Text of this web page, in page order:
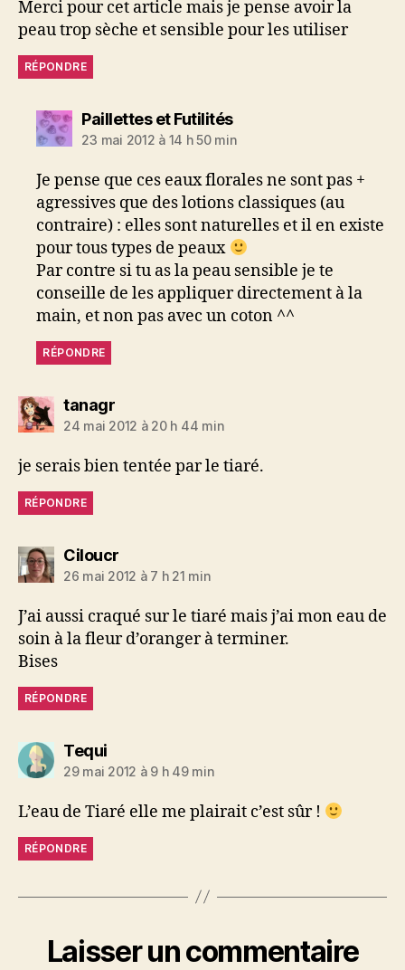
Merci pour cet article mais je pense avoir la
peau trop sèche et sensible pour les utiliser
RÉPONDRE
Paillettes et Futilitésdit :
23 mai 2012 à 14 h 50 min
Je pense que ces eaux florales ne sont pas +
agressives que des lotions classiques (au
contraire) : elles sont naturelles et il en existe
pour tous types de peaux
Par contre si tu as la peau sensible je te
conseille de les appliquer directement à la
main, et non pas avec un coton ^^
RÉPONDRE
tanagrdit :
24 mai 2012 à 20 h 44 min
je serais bien tentée par le tiaré.
RÉPONDRE
Ciloucrdit :
26 mai 2012 à 7 h 21 min
J’ai aussi craqué sur le tiaré mais j’ai mon eau de
soin à la fleur d’oranger à terminer.
Bises
RÉPONDRE
Tequidit :
29 mai 2012 à 9 h 49 min
L’eau de Tiaré elle me plairait c’est sûr !
RÉPONDRE
Laisser un commentaire